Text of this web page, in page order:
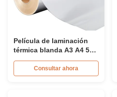
Película de laminación
térmica blanda A3 A4 5R
4R 3R Película BOPP
Rollo Estampado en
caliente
Consultar ahora